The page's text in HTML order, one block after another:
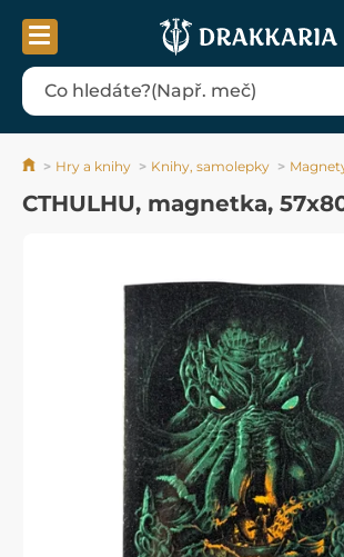
Hry a knihy Knihy, samolepky
CTHULHU, magnetka,